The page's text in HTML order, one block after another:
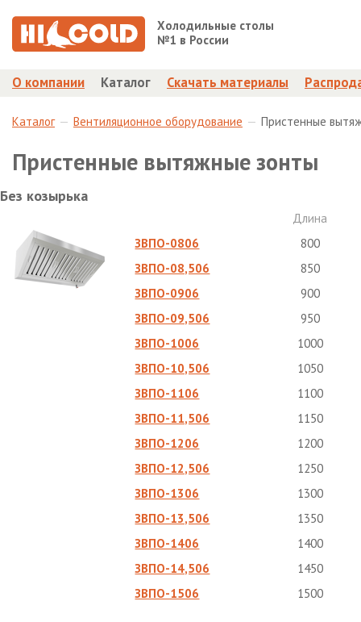
Холодильные столы
№1 в России
О компании Каталог Скачать материалы
Каталог Вентиляционное оборудование Пристенные
Пристенные вытяжные зонты
Без козырька
Длина
ЗВПО-0806
800
ЗВПО-08,506
850
ЗВПО-0906
900
ЗВПО-09,506
950
ЗВПО-1006
1000
ЗВПО-10,506
1050
ЗВПО-1106
1100
ЗВПО-11,506
1150
ЗВПО-1206
1200
ЗВПО-12,506
1250
ЗВПО-1306
1300
ЗВПО-13,506
1350
ЗВПО-1406
1400
ЗВПО-14,506
1450
ЗВПО-1506
1500